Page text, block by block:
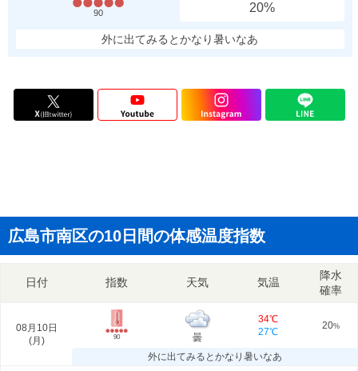
90
20%
外に出てみるとかなり暑いなあ
広島市南区の10日間の体感温度指数
日付 指数 天気 気温
降水
確率
08月10日
(月 ) 90 曇
34℃
27℃
20%
外に出てみるとかなり暑いなあ